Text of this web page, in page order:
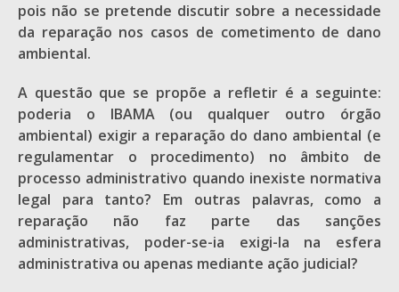
pois não se pretende discutir sobre a necessidade
da reparação nos casos de cometimento de dano
ambiental.
A questão que se propõe a refletir é a seguinte:
poderia o IBAMA (ou qualquer outro órgão
ambiental) exigir a reparação do dano ambiental (e
regulamentar o procedimento) no âmbito de
processo administrativo quando inexiste normativa
legal para tanto? Em outras palavras, como a
reparação não faz parte das sanções
administrativas, poder-se-ia exigi-la na esfera
administrativa ou apenas mediante ação judicial?